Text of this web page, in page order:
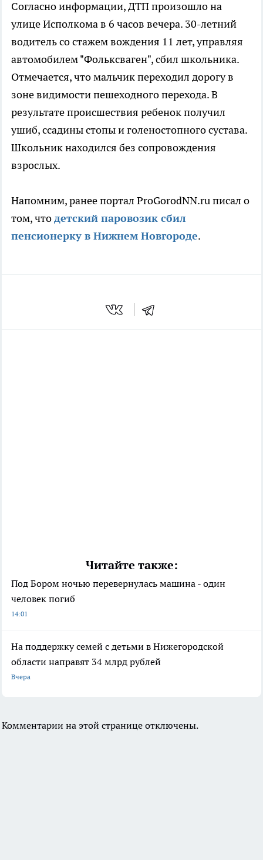
Согласно информации, ДТП произошло на
улице Исполкома в 6 часов вечера. 30-летний
водитель со стажем вождения 11 лет, управляя
автомобилем "Фольксваген", сбил школьника.
Отмечается, что мальчик переходил дорогу в
зоне видимости пешеходного перехода. В
результате происшествия ребенок получил
ушиб, ссадины стопы и голеностопного сустава.
Школьник находился без сопровождения
взрослых.
Напомним, ранее портал ProGorodNN.ru писал о
том, чтодетский паровозик сбил
пенсионерку в Нижнем Новгороде.
Читайте также:
Под Бором ночью перевернулась машина - один
человек погиб
14:01
На поддержку семей с детьми в Нижегородской
области направят 34 млрд рублей
Вчера
Комментарии на этой странице отключены.